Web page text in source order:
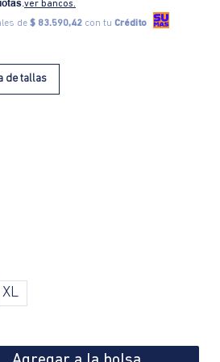
.ver bancos.
de $ 83.590,42 con tu Crédito
de tallas
XL